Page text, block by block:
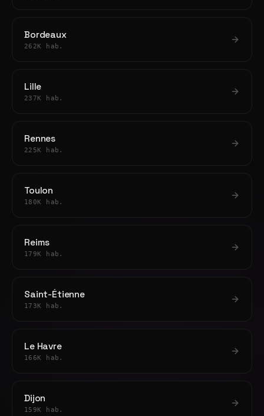
Bordeaux
262K hab.
Lille
237K hab.
Rennes
225K hab.
Toulon
180K hab.
Reims
179K hab.
Saint-Étienne
173K hab.
Le Havre
166K hab.
Dijon
159K hab.